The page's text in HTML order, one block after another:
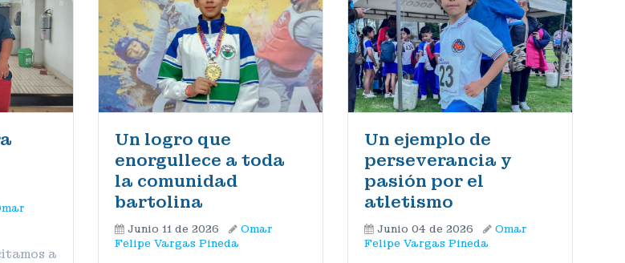
a
Un logro que
enorgullece a toda
la comunidad
bartolina
Junio 11 de 2026
Omar
Felipe Vargas Pineda
Un ejemplo de
perseverancia y
pasión por el
atletismo
Junio 04 de 2026
Omar
Felipe Vargas Pineda